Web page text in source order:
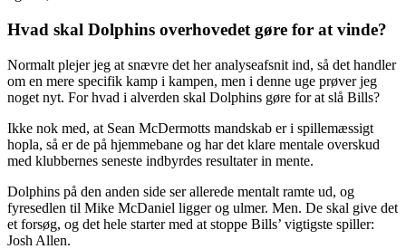
Hvad skal Dolphins overhovedet gøre for at vinde?
Normalt plejer jeg at snævre det her analyseafsnit ind, så det handler
om en mere specifik kamp i kampen, men i denne uge prøver jeg
noget nyt. For hvad i alverden skal Dolphins gøre for at slå Bills?
Ikke nok med, at Sean McDermotts mandskab er i spillemæssigt
hopla, så er de på hjemmebane og har det klare mentale overskud
med klubbernes seneste indbyrdes resultater in mente.
Dolphins på den anden side ser allerede mentalt ramte ud, og
fyresedlen til Mike McDaniel ligger og ulmer. Men. De skal give det
et forsøg, og det hele starter med at stoppe Bills’ vigtigste spiller:
Josh Allen.